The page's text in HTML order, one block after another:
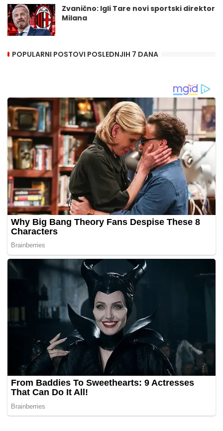
Zvanično: Igli Tare novi sportski direktor
Milana
POPULARNI POSTOVI POSLEDNJIH 7 DANA